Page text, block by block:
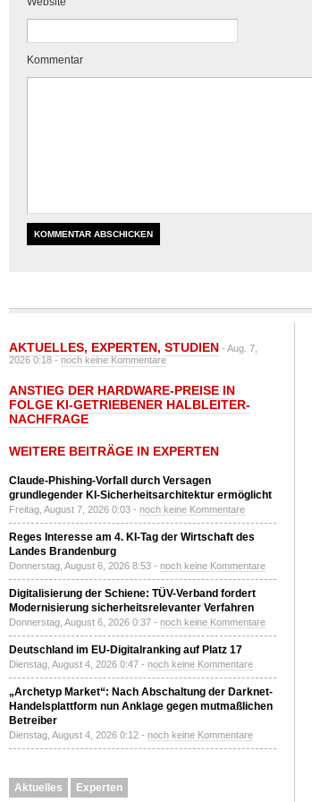
Kommentar
AKTUELLES, EXPERTEN, STUDIEN - Aug. 7,
2026 0:18 -noch keine Kommentare
ANSTIEG DER HARDWARE-PREISE IN
FOLGE KI-GETRIEBENER HALBLEITER-
NACHFRAGE
WEITERE BEITRÄGE IN EXPERTEN
Claude-Phishing-Vorfall durch Versagen
grundlegender KI-Sicherheitsarchitektur ermöglicht
Freitag, August 7, 2026 0:03 - noch keine Kommentare
Reges Interesse am 4. KI-Tag der Wirtschaft des
Landes Brandenburg
Donnerstag, August 6, 2026 8:53 - noch keine Kommentare
Digitalisierung der Schiene: TÜV-Verband fordert
Modernisierung sicherheitsrelevanter Verfahren
Donnerstag, August 6, 2026 0:37 - noch keine Kommentare
Deutschland im EU-Digitalranking auf Platz 17
Dienstag, August 4, 2026 0:47 - noch keine Kommentare
„Archetyp Market“: Nach Abschaltung der Darknet-
Handelsplattform nun Anklage gegen mutmaßlichen
Betreiber
Dienstag, August 4, 2026 0:12 - noch keine Kommentare
Aktuelles Experten